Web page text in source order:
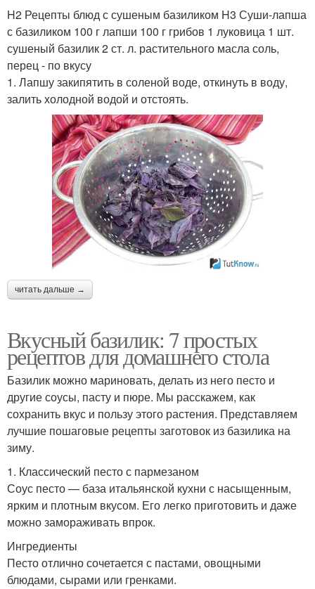
H2 Рецепты блюд с сушеным базиликом H3 Суши-лапша
с базиликом 100 г лапши 100 г грибов 1 луковица 1 шт.
сушеный базилик 2 ст. л. растительного масла соль,
перец - по вкусу
1. Лапшу закипятить в соленой воде, откинуть в воду,
залить холодной водой и отстоять.
читать дальше →
Вкусный базилик: 7 простых
рецептов для домашнего стола
Базилик можно мариновать, делать из него песто и
другие соусы, пасту и пюре. Мы расскажем, как
сохранить вкус и пользу этого растения. Представляем
лучшие пошаговые рецепты заготовок из базилика на
зиму.
1. Классический песто с пармезаном
Соус песто — база итальянской кухни с насыщенным,
ярким и плотным вкусом. Его легко приготовить и даже
можно замораживать впрок.
Ингредиенты
Песто отлично сочетается с пастами, овощными
блюдами, сырами или гренками.